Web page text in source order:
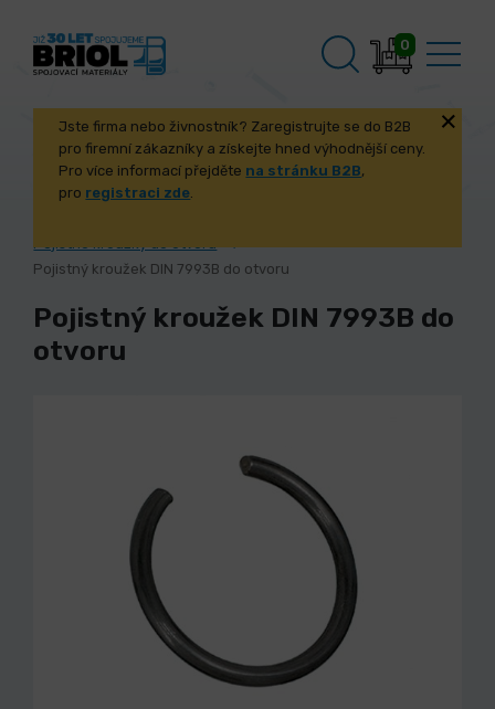
0
Jste firma nebo živnostník? Zaregistrujte se do B2B
pro firemní zákazníky a získejte hned výhodnější ceny.
Pro více informací přejděte na stránku B2B,
pro registraci zde.
Pojistné kroužky do otvoru
Pojistný kroužek DIN 7993B do otvoru
Pojistný kroužek DIN 7993B do
otvoru